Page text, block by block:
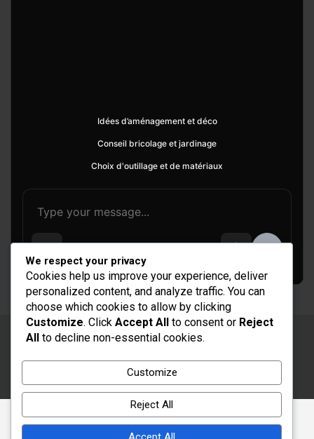
Idées d’aménagement et déco
Conseil bricolage et jardinage
Choix d'outillage et de matériaux
Copyright © 2026Rénovation et Décoration
Thème par :Theme Horse
Fièrement propulsé par :
We respect your privacy
Cookies help us improve your experience, deliver
personalized content, and analyze traffic. You can
choose which cookies to allow by clicking
Customize. Click Accept All to consent or Reject
All to decline non-essential cookies.
Customize
Reject All